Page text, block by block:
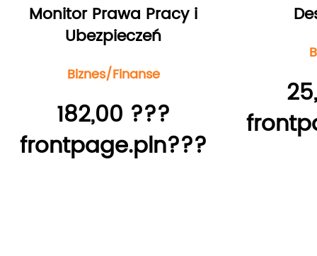
Monitor Prawa Pracy i
Ubezpieczeń
Biznes/Finanse
182,00 ???
frontpage.pln???